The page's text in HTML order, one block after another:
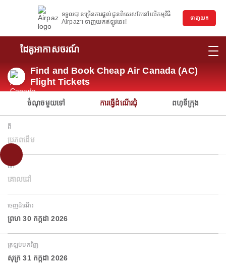
ទទួលបានច្រើនការផ្តល់ជូនពិសេសតែនៅលើកម្មវិធី
Airpaz។ ទាញយកឥឡូវនេះ!
ទាញយក
ដៃគូអាកាសចរណ៍
Find and Book Cheap Air Canada (AC)
Flight Tickets
ចំណុចមួយទៅ ការធ្វើដំណើរជុំ ពហុទីក្រុង
ពី
ប្រភពដើម
ទៅ
គោលដៅ
ចេញដំណើរ
ព្រហ 30 កក្កដា 2026
ត្រឡប់មកវិញ
សុក្រ 31 កក្កដា 2026